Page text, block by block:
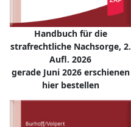
Handbuch für die
strafrechtliche Nachsorge, 2.
Aufl. 2026
gerade Juni 2026 erschienen
hier bestellen